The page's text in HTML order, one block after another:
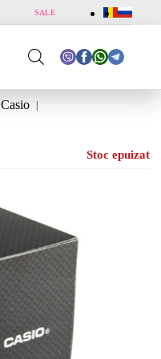
SALE
Casio
Stoc epuizat